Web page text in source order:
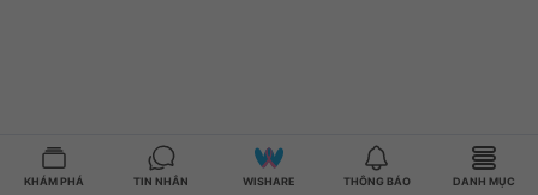
KHÁM PHÁ TIN NHẮN WISHARE THÔNG BÁO DANH MỤC